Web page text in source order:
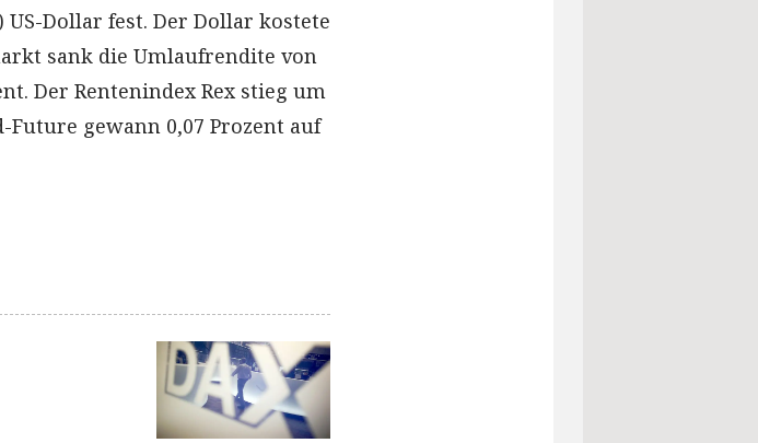
US-Dollar fest. Der Dollar kostete
sank die Umlaufrendite von
Der Rentenindex Rex stieg um
Future gewann 0,07 Prozent auf